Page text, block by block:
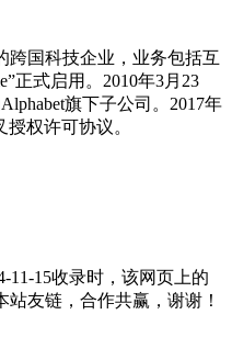
跨国科技企业，业务包括互
正式启用。2010年3月23
旗下子公司。2017年
权许可协议。
11-15收录时，该网页上的
友链，合作共赢，谢谢！